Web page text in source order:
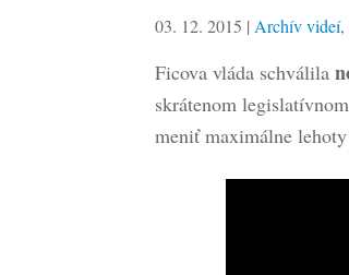
03. 12. 2015 | Archív videí,
Ficova vláda schválila
skrátenom
meniť maximálne